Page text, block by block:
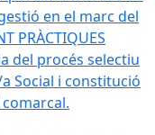
en el marc del
PRÀCTIQUES
del procés selectiu
Social i constitució